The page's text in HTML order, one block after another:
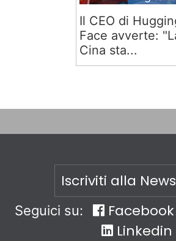
Il CEO di
Face avverte:
Cina sta...
Iscriviti alla
Seguici su: Facebook
Linkedin